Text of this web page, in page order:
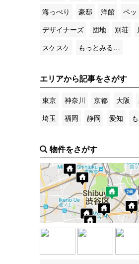
海っぺり
豪邸 洋館
ペッ
デザイナーズ
団地 別荘
スケスケ
もっとみる…
エリアから記事をさがす
東京 神奈川 京都 大阪
埼玉
福岡 静岡 愛知
物件をさがす